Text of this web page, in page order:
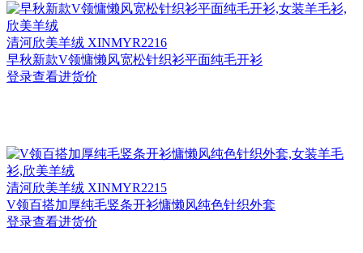
清河欣美羊绒 XINMYR2216
早秋新款V领慵懒风宽松针织衫平面纯毛开衫
登录查看进货价
清河欣美羊绒 XINMYR2215
V领百搭加厚纯毛竖条开衫慵懒风纯色针织外套
登录查看进货价